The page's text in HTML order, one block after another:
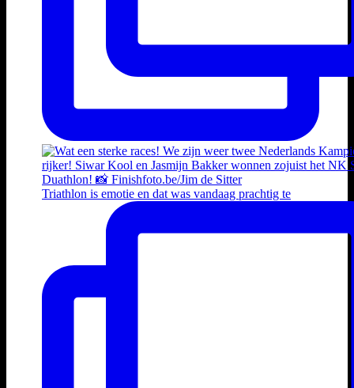
Triathlon is emotie en dat was vandaag prachtig te